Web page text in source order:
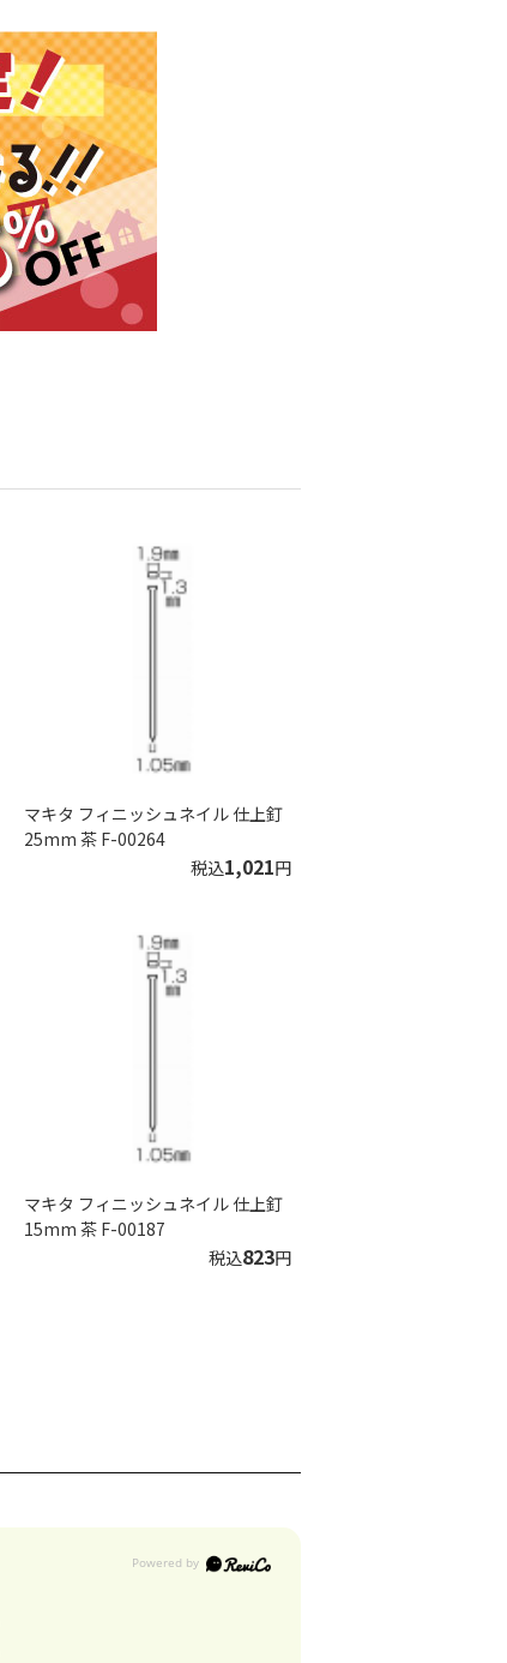
マキタ フィニッシュネイル 仕上釘
25mm 茶 F-00264
税込1,021円
マキタ フィニッシュネイル 仕上釘
15mm 茶 F-00187
税込823円